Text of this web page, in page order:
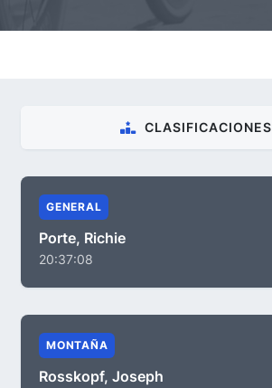
CLASIFICACIONES
GENERAL
Porte, Richie
20:37:08
MONTAÑA
Rosskopf, Joseph